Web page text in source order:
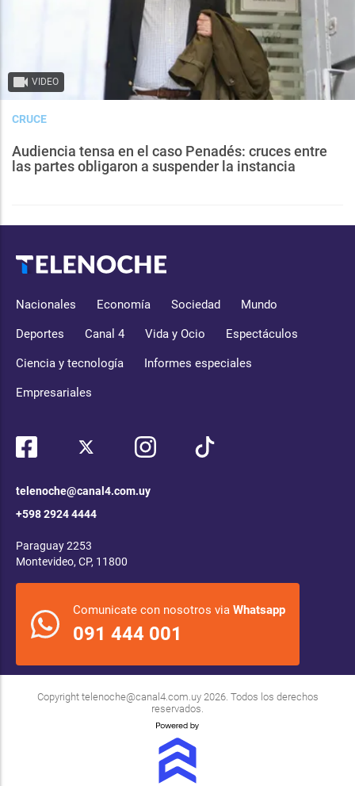
VIDEO
CRUCE
Audiencia tensa en el caso Penadés: cruces entre
las partes obligaron a suspender la instancia
Nacionales Economía Sociedad Mundo
Deportes Canal 4 Vida y Ocio Espectáculos
Ciencia y tecnología Informes especiales
Empresariales
telenoche@canal4.com.uy
+598 2924 4444
Paraguay 2253
Montevideo, CP, 11800
Comunicate con nosotros via Whatsapp
091 444 001
Copyright telenoche@canal4.com.uy2026. Todos los derechos
reservados.